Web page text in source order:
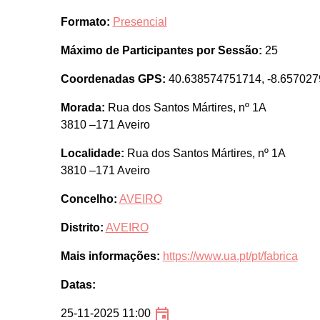
Formato: Presencial
Máximo de Participantes por Sessão: 25
Coordenadas GPS: 40.638574751714, -
Morada: Rua dos Santos Mártires, nº 1A
3810 –171 Aveiro
Localidade: Rua dos Santos Mártires, nº 1A
3810 –171 Aveiro
Concelho: AVEIRO
Distrito: AVEIRO
Mais informações: https://www.ua.pt/pt/fabrica
Datas:
25-11-2025 11:00